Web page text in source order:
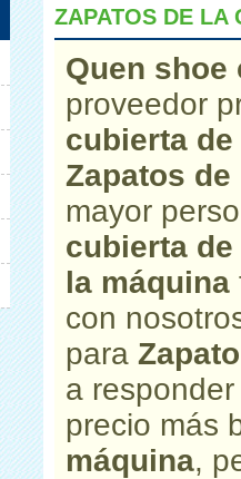
ZAPATOS DE LA
Quen
proveedor
cubierta
Zapatos
mayor
cubierta
la máquina
con
para
a
precio más
máquina,